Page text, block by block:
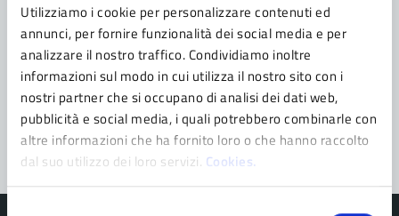
Utilizziamo i cookie per personalizzare contenuti ed
annunci, per fornire funzionalità dei social media e per
analizzare il nostro traffico. Condividiamo inoltre
informazioni sul modo in cui utilizza il nostro sito con i
nostri partner che si occupano di analisi dei dati web,
pubblicità e social media, i quali potrebbero combinarle con
altre informazioni che ha fornito loro o che hanno raccolto
dal suo utilizzo dei loro servizi. Cookies.
Prenota appuntamento
Problemi in città
Segnala disservizio